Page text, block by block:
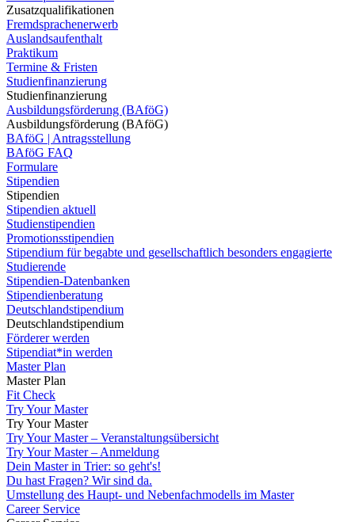
Zusatzqualifikationen
Fremdsprachenerwerb
Auslandsaufenthalt
Praktikum
Termine & Fristen
Studienfinanzierung
Studienfinanzierung
Ausbildungsförderung (BAföG)
Ausbildungsförderung (BAföG)
BAföG | Antragsstellung
BAföG FAQ
Formulare
Stipendien
Stipendien
Stipendien aktuell
Studienstipendien
Promotionsstipendien
Stipendium für begabte und gesellschaftlich besonders engagierte
Studierende
Stipendien-Datenbanken
Stipendienberatung
Deutschlandstipendium
Deutschlandstipendium
Förderer werden
Stipendiat*in werden
Master Plan
Master Plan
Fit Check
Try Your Master
Try Your Master
Try Your Master – Veranstaltungsübersicht
Try Your Master – Anmeldung
Dein Master in Trier: so geht's!
Du hast Fragen? Wir sind da.
Umstellung des Haupt- und Nebenfachmodells im Master
Career Service